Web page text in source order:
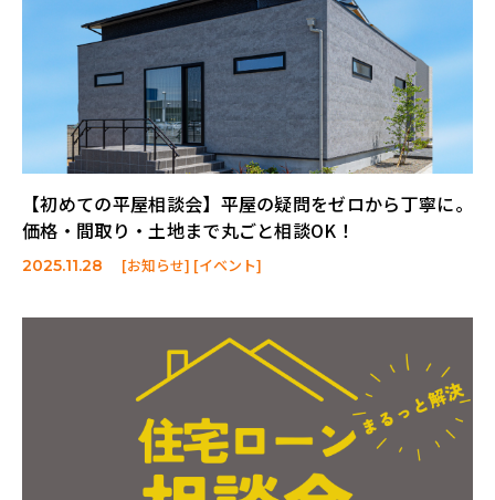
【初めての平屋相談会】平屋の疑問をゼロから丁寧に。
価格・間取り・土地まで丸ごと相談OK！
2025.11.28 [お知らせ] [イベント]